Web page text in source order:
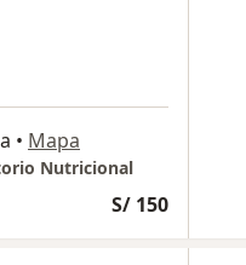
• Mapa
Nutricional
S/ 150